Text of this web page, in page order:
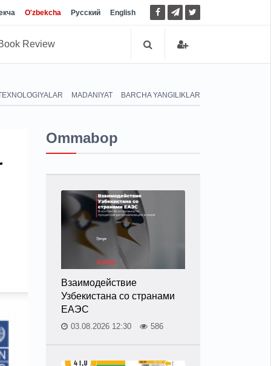
O'zbekcha Русский English
Review
MADANIYAT BARCHA YANGILIKLAR
Ommabop
Взаимодействие
Узбекистана со странами
ЕАЭС
03.08.2026 12:30 586